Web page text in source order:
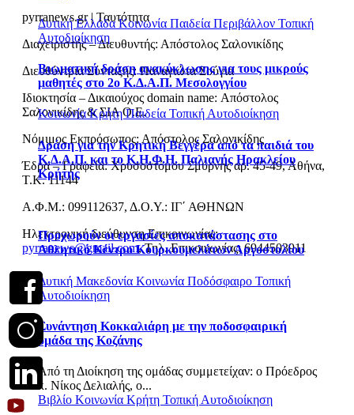
Δυτική ΕλλάδαΚοινωνία Παιδεία Περιβάλλον Τοπική
Αυτοδιοίκηση
Βιωματική δράση ανακύκλωσης για τους μικρούς
μαθητές στο 2ο Κ.Δ.Α.Π. Μεσολογγίου
ΚοινωνίαΚρήτηΠαιδεία Τοπική Αυτοδιοίκηση
Δράση για την Κρητική Βεγγέρα από τα παιδιά του
Κ.Δ.Α.Π. και το Κ.Η.Φ.Η. Παλιανής Ηρακλείου
Κρήτης
Προχωρούν οι εργασίες αποκατάστασης στο
Αθλητικό Κέντρο Κουρκουμελάτων Αργοστολίου
Δυτική Μακεδονία Κοινωνία Ποδόσφαιρο Τοπική
Αυτοδιοίκηση
Συνάντηση Κοκκαλιάρη με την ποδοσφαιρική
ομάδα της Κοζάνης
Από τη Διοίκηση της ομάδας συμμετείχαν: o Πρόεδρος
κ. Νίκος Δελιαλής, ο...
Βιβλίο Κοινωνία Κρήτη Τοπική Αυτοδιοίκηση
pyrranews.gr | Ταυτότητα
Διαχειριστής – Διευθυντής: Απόστολος Σαλονικίδης
Διευθύντρια Σύνταξης: Παναγιώτα Σούγια
Ιδιοκτησία – Δικαιούχος domain name: Απόστολος
Σαλονικίδης & ΣΙΑ Ο.Ε.
Νόμιμος Εκπρόσωπος: Απόστολος Σαλονικίδης
Έδρα – Γραφεία: Χρυσοστόμου Σμύρνης αρ. 45-49, Αθήνα,
Τ.Κ. 11144
Α.Φ.Μ.: 099112637, Δ.Ο.Υ.: ΙΓ΄ ΑΘΗΝΩΝ
Ηλεκτρονική διεύθυνση Επικοινωνίας:
pyrranews@gmail.com, Τηλ. Επικοινωνίας: 6944503911